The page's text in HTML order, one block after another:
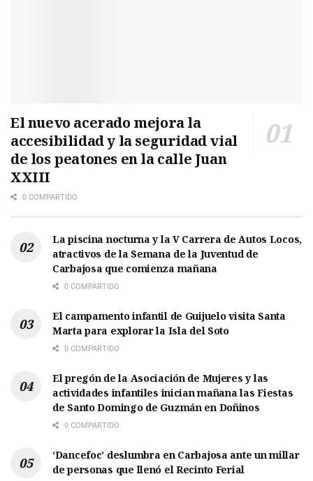
El nuevo acerado mejora la
accesibilidad y la seguridad vial
de los peatones en la calle Juan
XXIII
0 COMPARTIDO
La piscina nocturna y la V Carrera de Autos Locos,
atractivos de la Semana de la Juventud de
Carbajosa que comienza mañana
0 COMPARTIDO
El campamento infantil de Guijuelo visita Santa
Marta para explorar la Isla del Soto
0 COMPARTIDO
El pregón de la Asociación de Mujeres y las
actividades infantiles inician mañana las Fiestas
de Santo Domingo de Guzmán en Doñinos
0 COMPARTIDO
‘Dancefoc’ deslumbra en Carbajosa ante un millar
de personas que llenó el Recinto Ferial